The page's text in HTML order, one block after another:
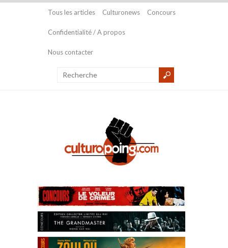
Tous les articles Culturonews Concours
Confidentialité / A propos
Nous contacter